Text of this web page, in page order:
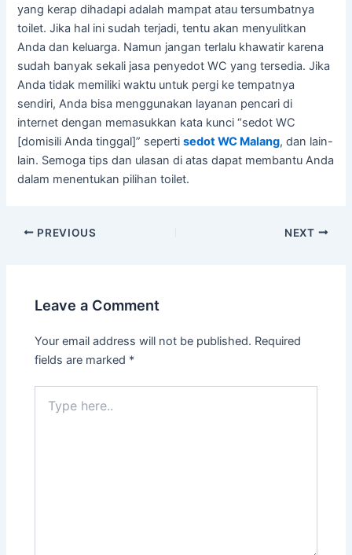
yang kerap dihadapi adalah mampat atau tersumbatnya
toilet. Jika hal ini sudah terjadi, tentu akan menyulitkan
Anda dan keluarga. Namun jangan terlalu khawatir karena
sudah banyak sekali jasa penyedot WC yang tersedia. Jika
Anda tidak memiliki waktu untuk pergi ke tempatnya
sendiri, Anda bisa menggunakan layanan pencari di
internet dengan memasukkan kata kunci “sedot WC
[domisili Anda tinggal]” sepertisedot WC Malang, dan lain-
lain. Semoga tips dan ulasan di atas dapat membantu Anda
dalam menentukan pilihan toilet.
Post
PREVIOUS NEXT
Leave a Comment
Your email address will not be published. Required
fields are marked *
here..